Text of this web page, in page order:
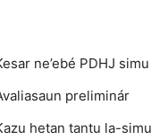
ne’ebé PDHJ simu
preliminár
hetan tantu la-